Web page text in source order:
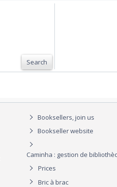
Search
Booksellers, join us
Bookseller website
Caminha : gestion de
Prices
Bric à brac